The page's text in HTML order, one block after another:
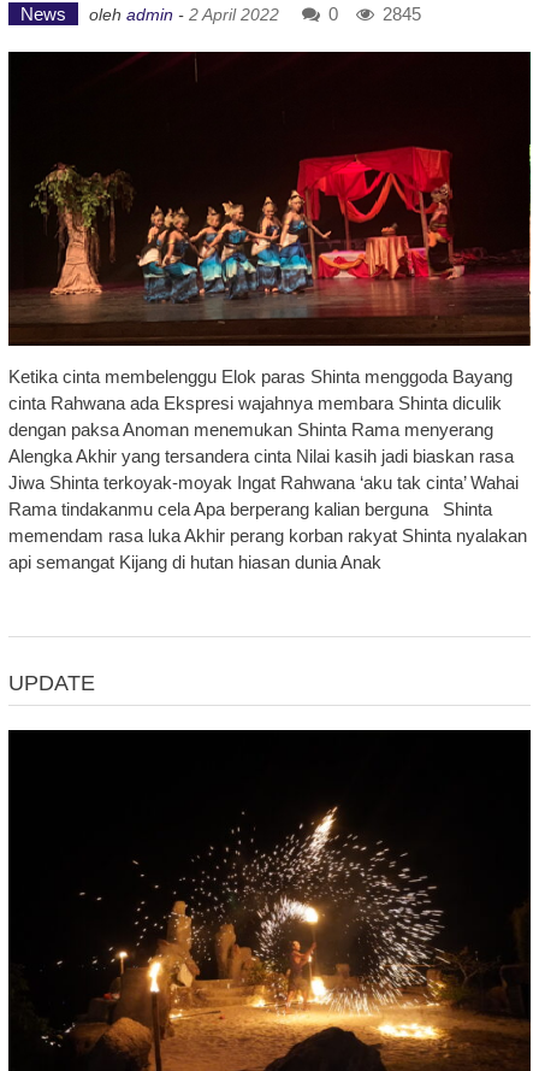
News oleh admin - 2 April 2022 0 2845
Ketika cinta membelenggu Elok paras Shinta menggoda Bayang
cinta Rahwana ada Ekspresi wajahnya membara Shinta diculik
dengan paksa Anoman menemukan Shinta Rama menyerang
Alengka Akhir yang tersandera cinta Nilai kasih jadi biaskan rasa
Jiwa Shinta terkoyak-moyak Ingat Rahwana ‘aku tak cinta’ Wahai
Rama tindakanmu cela Apa berperang kalian berguna Shinta
memendam rasa luka Akhir perang korban rakyat Shinta nyalakan
api semangat Kijang di hutan hiasan dunia Anak
UPDATE